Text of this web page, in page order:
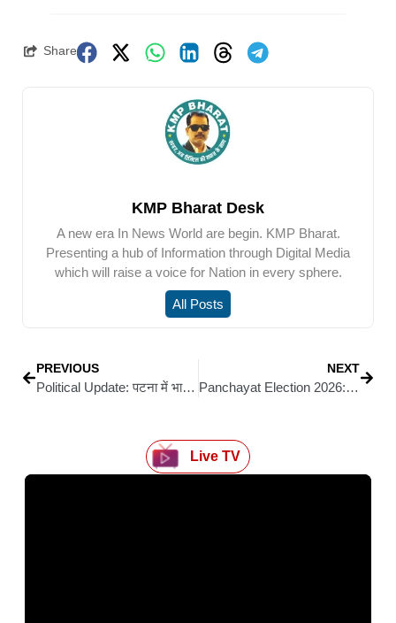
Share
KMP Bharat Desk
A new era In News World are begin. KMP Bharat.
Presenting a hub of Information through Digital Media
which will raise a voice for Nation in every sphere.
All Posts
PREVIOUS
Political Update: पटना में भाजपा में शामिल हुए सिवान के चर्चित ईएनटी सर्जन डॉ. धीरेन कुमार, जनसेवा और स्वास्थ्य जागरूकता को बताया प्राथमिकता
NEXT
Panchayat Election 2026: पंचायत चुनाव 2026 विशेष: ‘विकास ही सबसे बड़ा मुद्दा होगा, जाति और पैसा इस बार असर नहीं डालेगा’
Live TV